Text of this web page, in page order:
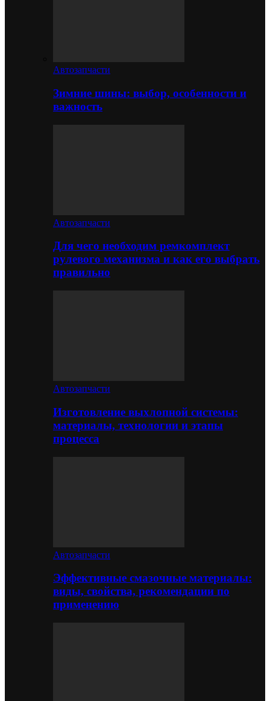
Автозапчасти
Зимние шины: выбор, особенности и
важность
Автозапчасти
Для чего необходим ремкомплект
рулевого механизма и как его выбрать
правильно
Автозапчасти
Изготовление выхлопной системы:
материалы, технологии и этапы
процесса
Автозапчасти
Эффективные смазочные материалы:
виды, свойства, рекомендации по
применению